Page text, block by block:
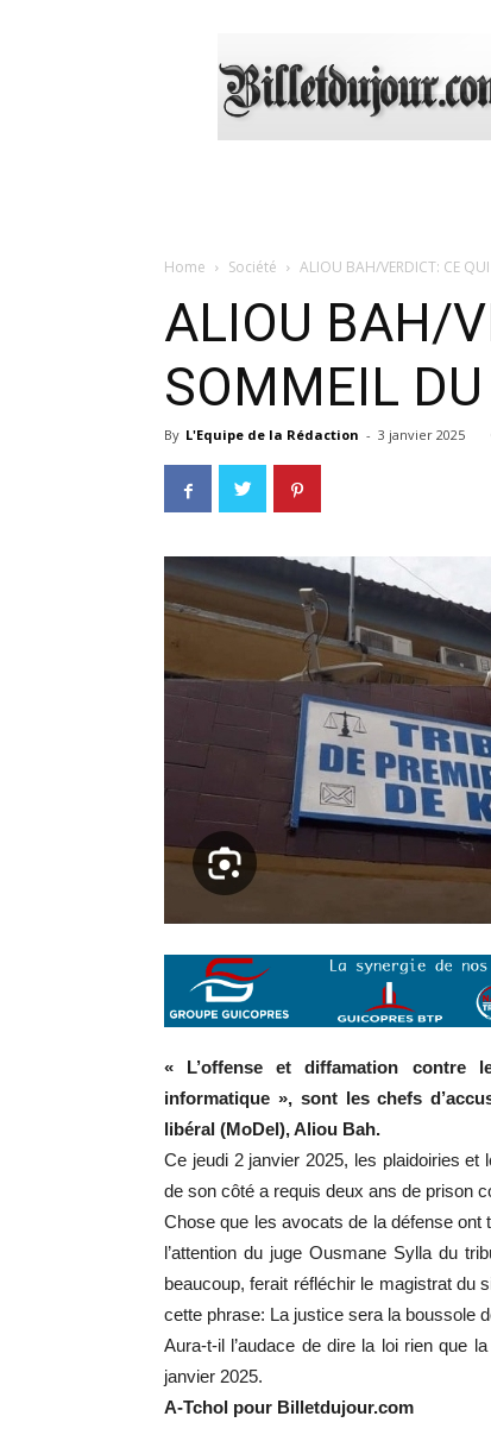
Home Société ALIOU BAH/VERDICT: CE QUI
ALIOU BAH/
SOMMEIL
By L'Equipe de la Rédaction - 3 janvier 2025
« L’offense et diffamation contre
informatique », sont les chefs
libéral (MoDel), Aliou Bah.
Ce jeudi 2 janvier 2025, les plaidoiries
de son côté a requis deux ans de prison
Chose que les avocats de la défense ont
l’attention du juge Ousmane Sylla du
beaucoup, ferait réfléchir le magistrat du
cette phrase: La justice sera la boussole
Aura-t-il l’audace de dire la loi rien que
janvier 2025.
A-Tchol pour Billetdujour.com